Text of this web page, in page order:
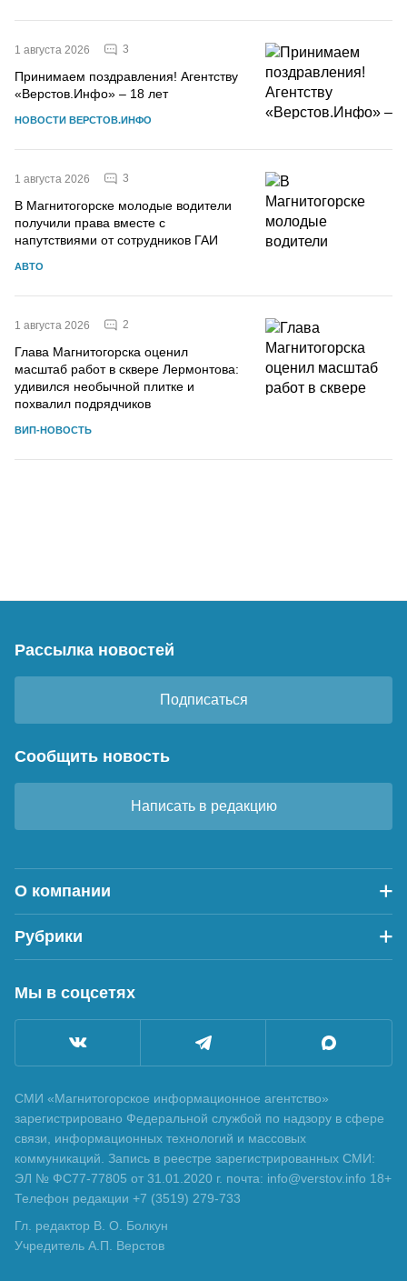
1 августа 2026 3
Принимаем поздравления! Агентству
«Верстов.Инфо» – 18 лет
НОВОСТИ ВЕРСТОВ.ИНФО
1 августа 2026 3
В Магнитогорске молодые водители
получили права вместе с
напутствиями от сотрудников ГАИ
АВТО
1 августа 2026 2
Глава Магнитогорска оценил
масштаб работ в сквере Лермонтова:
удивился необычной плитке и
похвалил подрядчиков
ВИП-НОВОСТЬ
Рассылка новостей
Подписаться
Сообщить новость
Написать в редакцию
О компании
Рубрики
Мы в соцсетях
СМИ «Магнитогорское информационное агентство»
зарегистрировано Федеральной службой по надзору в сфере
связи, информационных технологий и массовых
коммуникаций. Запись в реестре зарегистрированных СМИ:
ЭЛ № ФС77-77805 от 31.01.2020 г. почта: info@verstov.info 18+
Телефон редакции +7 (3519) 279-733
Гл. редактор В. О. Болкун
Учредитель А.П. Верстов